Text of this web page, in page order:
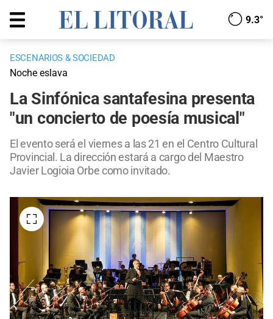
9.3°
ESCENARIOS & SOCIEDAD
Noche eslava
La Sinfónica santafesina presenta
"un concierto de poesía musical"
El evento será el viernes a las 21 en el Centro Cultural
Provincial. La dirección estará a cargo del Maestro
Javier Logioia Orbe como invitado.